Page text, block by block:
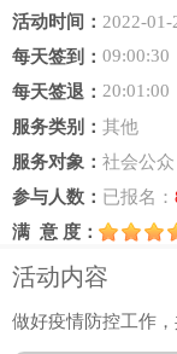
活动时间： 2022-
每天签到： 09:00:30
每天签退： 20:01:00
服务类别： 其他
服务对象： 社会公众
参与人数： 已报名：
满 意 度：
活动内容
做好疫情防控工作